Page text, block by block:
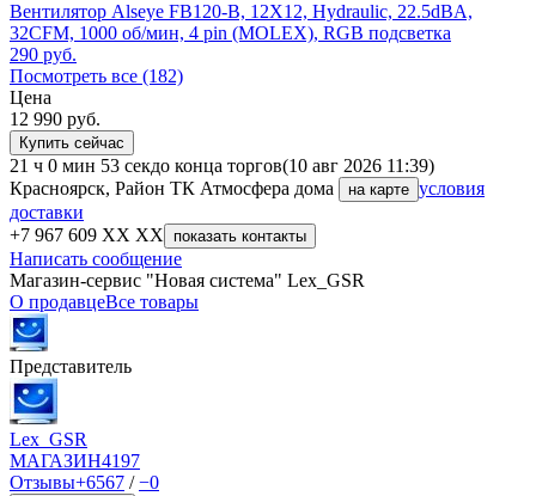
Вентилятор Alseye FB120-B, 12X12, Hydraulic, 22.5dBA,
32CFM, 1000 об/мин, 4 pin (MOLEX), RGB подсветка
290 руб.
Посмотреть все (182)
Цена
12 990 руб.
Купить сейчас
21 ч 0 мин 53 секдо конца торгов(10 авг 2026 11:39)
Красноярск, Район ТК Атмосфера дома
на карте условия
доставки
+7 967 609 XX XX
показать контакты
Написать сообщение
Магазин-сервис "Новая система" Lex_GSR
О продавцеВсе товары
Представитель
Lex_GSR
МАГАЗИН4197
Отзывы+6567 /−0